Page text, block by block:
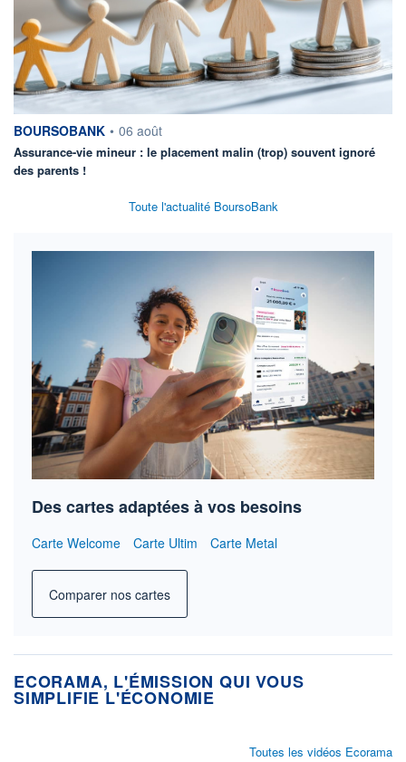
information fournie par
BOURSOBANK • 06 août
Assurance-vie mineur : le placement malin (trop) souvent ignoré
des parents !
Toute l'actualité BoursoBank
Des cartes adaptées à vos besoins
Carte Welcome Carte Ultim Carte Metal
Comparer nos cartes
ECORAMA, L'ÉMISSION QUI VOUS
SIMPLIFIE L'ÉCONOMIE
Toutes les vidéos Ecorama